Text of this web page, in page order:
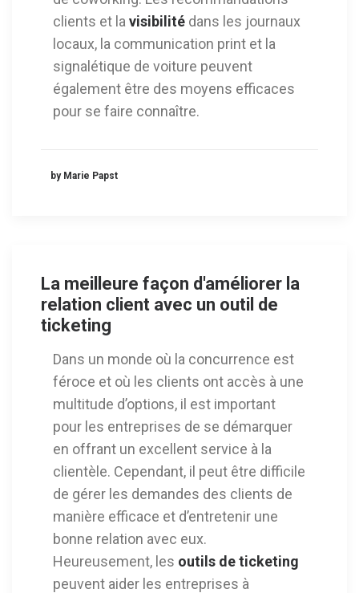
clients et la visibilité dans les journaux
locaux, la communication print et la
signalétique de voiture peuvent
également être des moyens efficaces
pour se faire connaître.
by Marie Papst
La meilleure façon d'améliorer la
relation client avec un outil de
ticketing
Dans un monde où la concurrence est
féroce et où les clients ont accès à une
multitude d’options, il est important
pour les entreprises de se démarquer
en offrant un excellent service à la
clientèle. Cependant, il peut être difficile
de gérer les demandes des clients de
manière efficace et d’entretenir une
bonne relation avec eux.
Heureusement, les outils de ticketing
peuvent aider les entreprises à